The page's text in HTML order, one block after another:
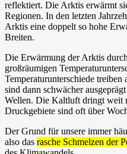
reflektiert. Die Arktis erwärmt
Regionen. In den letzten
Arktis eine doppelt so hohe
Breiten.
Die Erwärmung der Arktis
großräumigen
Temperaturunterschiede treiben
sind dann schwächer
Wellen. Die Kaltluft dringt weit
Druckgebiete sind oft über
Der Grund für unsere immer
also das rasche Schmelzen der